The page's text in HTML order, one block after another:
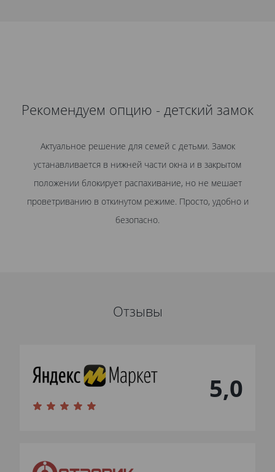
Рекомендуем опцию - детский замок
Актуальное решение для семей с детьми. Замок
устанавливается в нижней части окна и в закрытом
положении блокирует распахивание, но не мешает
проветриванию в откинутом режиме. Просто, удобно и
безопасно.
Отзывы
5,0